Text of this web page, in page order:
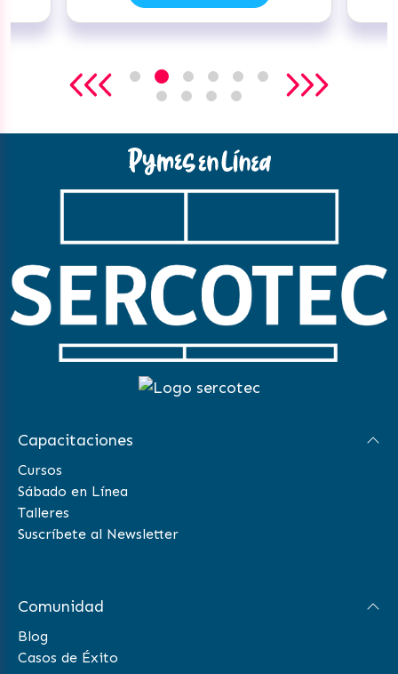
Capacitaciones
Cursos
Sábado en Línea
Talleres
Suscríbete al Newsletter
Comunidad
Blog
Casos de Éxito